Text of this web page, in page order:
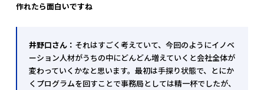
作れたら面白いですね
井野口さん： それはすごく考えていて、今回のようにイノベ
ーション人材がうちの中にどんどん増えていくと会社全体が
変わっていくかなと思います。最初は手探り状態で、とにか
くプログラムを回すことで事務局としては精一杯でしたが、